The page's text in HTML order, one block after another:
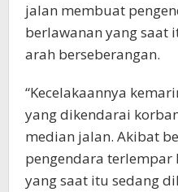
jalan membuat
berlawanan yang
arah berseberangan.
“Kecelakaannya
yang dikendarai
median jalan. Akibat
pengendara terlempar
yang saat itu sedang